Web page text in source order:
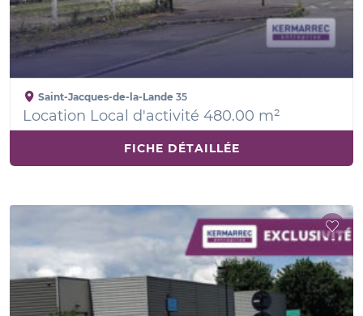
Saint-Jacques-de-la-Lande 35
Location Local d'activité 480.00 m²
FICHE DÉTAILLÉE